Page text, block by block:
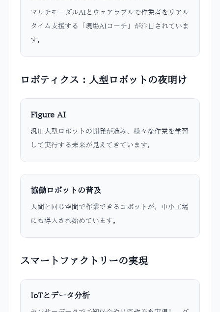
マルチモーダルAIとウェアラブルで作業者をリアル
タイム支援する「現場AIコーチ」が注目されていま
す。
ロボティクス：人型ロボットの夜明け
Figure AI
汎用人型ロボットの開発が進み、様々な作業を学習
して実行する未来が見えてきています。
協働ロボットの普及
人間と同じ空間で作業できるコボットが、中小工場
にも導入され始めています。
スマートファクトリーの実現
IoTとデータ分析